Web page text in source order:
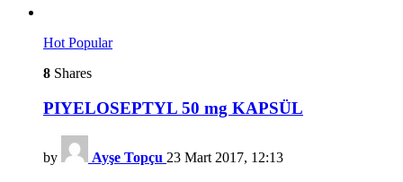
Hot Popular
8 Shares
PIYELOSEPTYL 50 mg KAPSÜL
by Ayşe Topçu 23 Mart 2017, 12:13